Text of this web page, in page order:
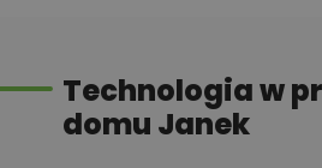
jasnym pasem bryłę dachu.
Technologia w
domu Janek